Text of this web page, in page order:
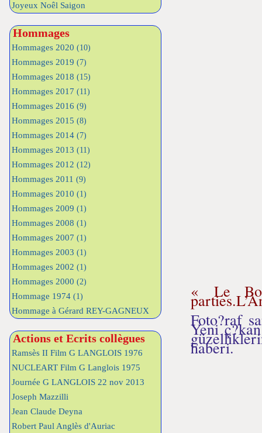
Joyeux Noêl Saigon
Hommages
Hommages 2020 (10)
Hommages 2019 (7)
Hommages 2018 (15)
Hommages 2017 (11)
Hommages 2016 (9)
Hommages 2015 (8)
Hommages 2014 (7)
Hommages 2013 (11)
Hommages 2012 (12)
Hommages 2011 (9)
Hommages 2010 (1)
Hommages 2009 (1)
Hommages 2008 (1)
Hommages 2007 (1)
Hommages 2003 (1)
Hommages 2002 (1)
Hommages 2000 (2)
Hommage 1974 (1)
Hommage à Gérard REY-GAGNEUX
Actions et Ecrits collègues
Ramsès II Film G LANGLOIS 1976
NUCLEART Film G Langlois 1975
Journée G LANGLOIS 22 nov 2013
Joseph Mazzilli
Jean Claude Deyna
Robert Paul Anglès d'Auriac
« Le
Foto?raf
Yeni
haberi.